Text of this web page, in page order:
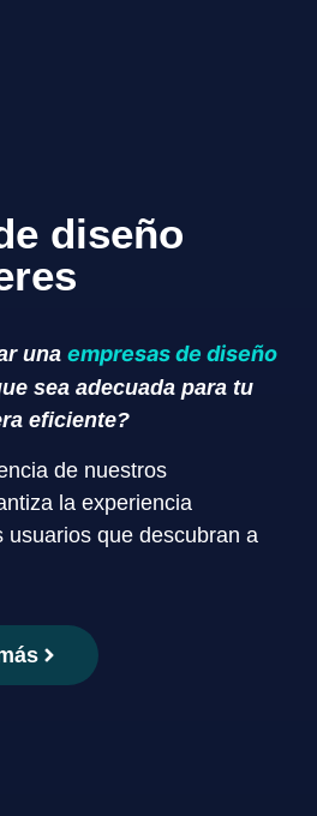
diseño
unaempresas de diseño
sea adecuada para tu
eficiente?
de nuestros
la experiencia
usuarios que descubran a